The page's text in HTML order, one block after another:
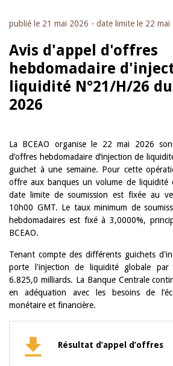
publié le 21 mai 2026 - date limite le 22 mai
Avis d'appel d'offres
hebdomadaire
liquidité N°21/H/26
2026
La BCEAO organise le 22 mai 2026
d’offres hebdomadaire d’injection de
guichet à une semaine. Pour cette
offre aux banques un volume de liquidité
date limite de soumission est fixée au
10h00 GMT. Le taux minimum de
hebdomadaires est fixé à 3,0000%,
BCEAO.
Tenant compte des différents guichets
porte l'injection de liquidité globale par
6.825,0 milliards. La Banque Centrale
en adéquation avec les besoins de
monétaire et financière.
Résultat d’appel d’offres